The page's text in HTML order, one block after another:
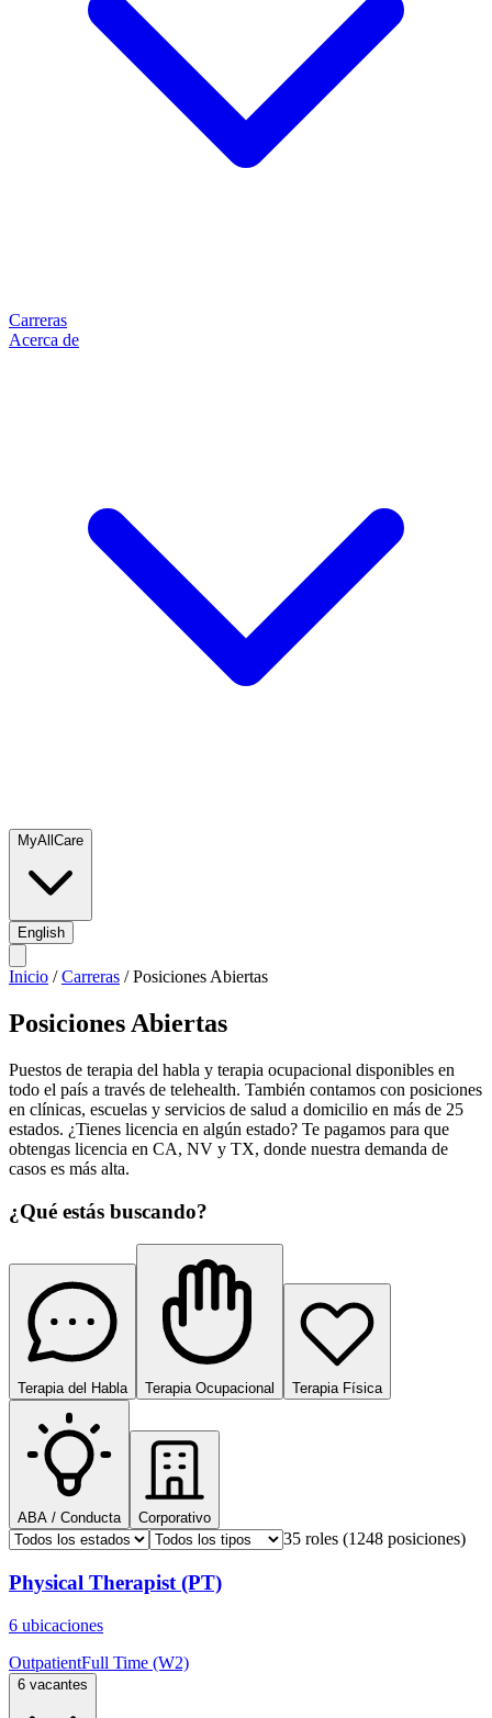
Carreras
Acerca de
MyAllCare
English
Inicio /Carreras /Posiciones Abiertas
Posiciones Abiertas
Puestos de terapia del habla y terapia ocupacional disponibles en
todo el país a través de telehealth. También contamos con posiciones
en clínicas, escuelas y servicios de salud a domicilio en más de 25
estados. ¿Tienes licencia en algún estado? Te pagamos para que
obtengas licencia en CA, NV y TX, donde nuestra demanda de
casos es más alta.
¿Qué estás buscando?
Terapia del Habla Terapia Ocupacional Terapia Física
ABA / Conducta Corporativo
35 roles (1248 posiciones)
Physical Therapist (PT)
6 ubicaciones
OutpatientFull Time (W2)
6 vacantes